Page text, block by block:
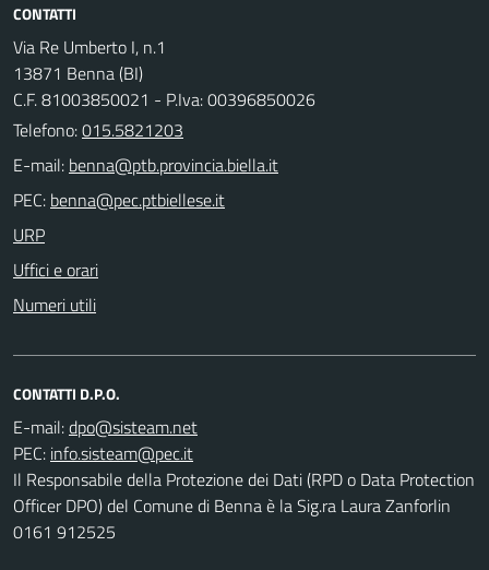
CONTATTI
Via Re Umberto I, n.1
13871 Benna (BI)
C.F. 81003850021 - P.Iva: 00396850026
Telefono:015.5821203
E-mail:
PEC:
URP
Uffici e orari
Numeri utili
CONTATTI D.P.O.
E-mail:
PEC:
Il Responsabile della Protezione dei Dati (RPD o Data Protection
Officer DPO) del Comune di Benna è la Sig.ra Laura Zanforlin
0161 912525